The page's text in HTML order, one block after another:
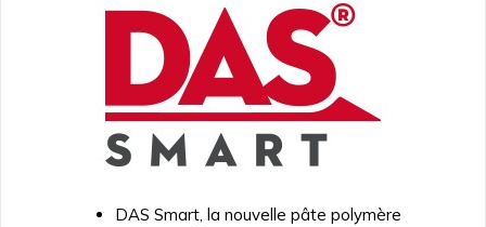
DAS Smart, la nouvelle pâte polymère